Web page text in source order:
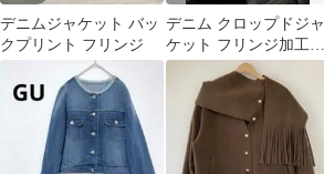
デニムジャケット バッ
クプリント フリンジ
デニム クロップドジャ
ケット フリンジ加工
Y2K